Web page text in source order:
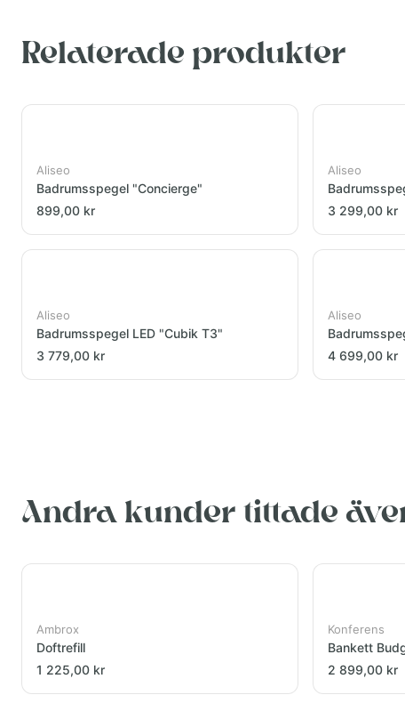
Relaterade produkter
Aliseo
Badrumsspegel "Concierge"
899,00 kr
Aliseo
3 299,00 kr
Aliseo
Badrumsspegel LED "Cubik T3"
3 779,00 kr
Aliseo
4 699,00 kr
Andra kunder tittade
Ambrox
Doftrefill
1 225,00 kr
Konferens
Bankett
2 899,00 kr